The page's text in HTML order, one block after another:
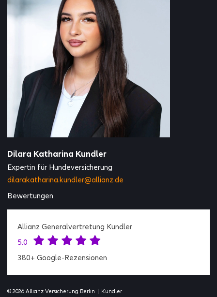
Dilara Katharina Kundler
Expertin für Hundeversicherung
dilarakatharina.kundler@allianz.de
Bewertungen
Allianz Generalvertretung Kundler
5.0
380+ Google-Rezensionen
© 2026 Allianz Versicherung Berlin Kundler